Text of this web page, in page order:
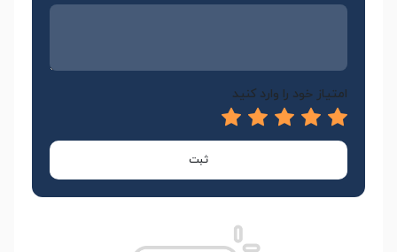
امتیاز خود را وارد کنید
ثبت